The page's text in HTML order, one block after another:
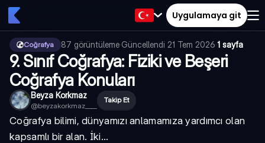
Uygulamaya git
Coğrafya 87 görüntüleme·Güncellendi 21 Tem 2026·1 sayfa
9. Sınıf Coğrafya: Fiziki ve Beşeri
Coğrafya Konuları
Beyza Korkmaz
@beyzakorkmaz____
Takip Et
Coğrafya bilimi, dünyamızı anlamamıza yardımcı olan
kapsamlı bir alan. İki...